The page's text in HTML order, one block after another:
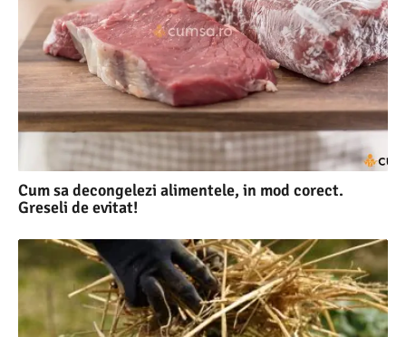
Cum sa decongelezi alimentele, in mod corect.
Greseli de evitat!